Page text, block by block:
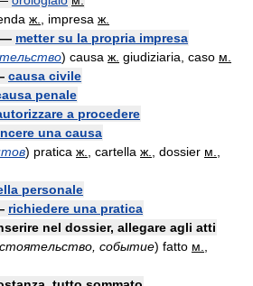
ж. , impresa ж.
— metter su la propria impresa
) causa ж. giudiziaria, caso м.
causa civile
penale
a procedere
una causa
) pratica ж. , cartella ж. , dossier м.
personale
richiedere una pratica
nel dossier, allegare agli atti
событие) fatto м.